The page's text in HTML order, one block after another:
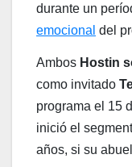
durante un
emocional del
Ambos Hostin
como invitado
programa el 15
inició el
años, si su